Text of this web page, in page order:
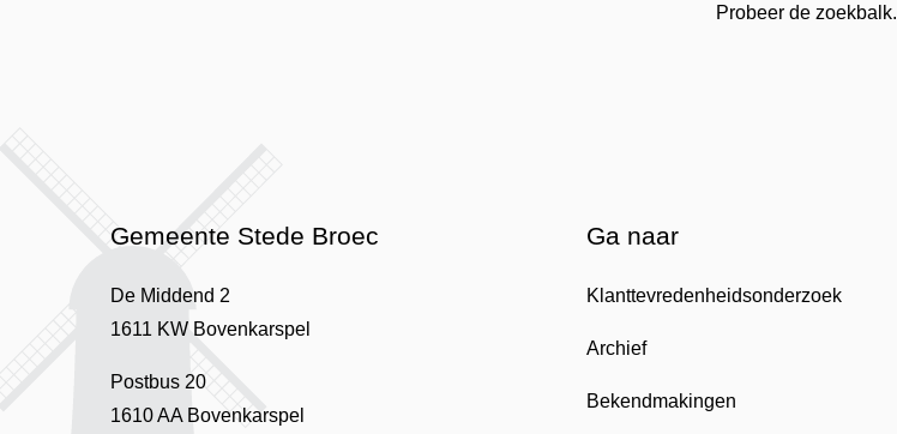
Probeer de zoekbalk.
Gemeente Stede Broec
De Middend 2
1611 KW Bovenkarspel
Postbus 20
1610 AA Bovenkarspel
Ga naar
Klanttevredenheidsonderzoek
Archief
Bekendmakingen